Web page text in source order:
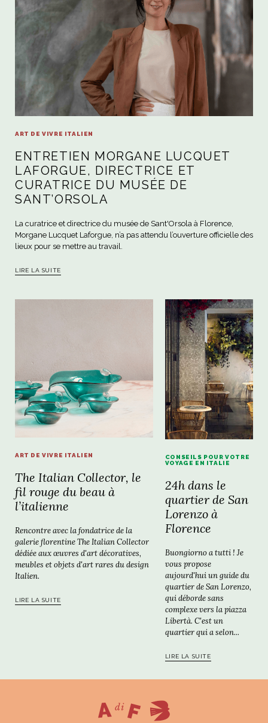
ART DE VIVRE ITALIEN
ENTRETIEN MORGANE LUCQUET
LAFORGUE, DIRECTRICE ET
CURATRICE DU MUSÉE DE
SANT’ORSOLA
La curatrice et directrice du musée de Sant'Orsola à Florence,
Morgane Lucquet Laforgue, n’a pas attendu l’ouverture officielle des
lieux pour se mettre au travail.
LIRE LA SUITE
ART DE VIVRE ITALIEN
The Italian Collector, le
fil rouge du beau à
l’italienne
Rencontre avec la fondatrice de la
galerie florentine The Italian Collector
dédiée aux œuvres d'art décoratives,
meubles et objets d'art rares du design
Italien.
LIRE LA SUITE
CONSEILS POUR VOTRE
VOYAGE EN ITALIE
24h dans le
quartier de San
Lorenzo à
Florence
Buongiorno a tutti ! Je
vous propose
aujourd'hui un guide du
quartier de San Lorenzo,
qui déborde sans
complexe vers la piazza
Libertà. C'est un
quartier qui a selon...
LIRE LA SUITE